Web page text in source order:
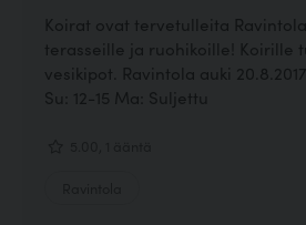
Koirat ovat tervetulleita
terasseille ja ruohikoille! Koirille
vesikipot. Ravintola auki
Su: 12-15 Ma: Suljettu